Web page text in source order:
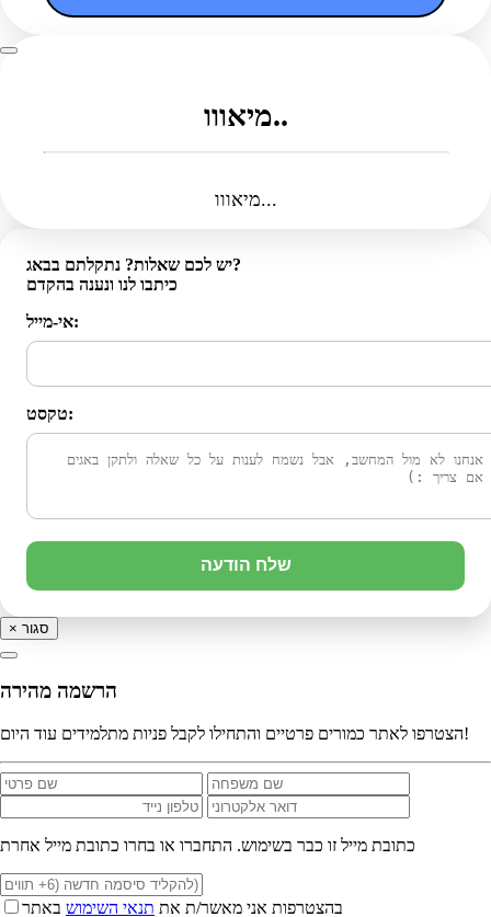
מיאווו..
מיאווו...
יש לכם שאלות? נתקלתם בבאג?
כיתבו לנו ונענה בהקדם
אי-מייל:
טקסט:
שלח הודעה
× סגור
הרשמה מהירה
הצטרפו לאתר כמורים פרטיים והתחילו לקבל פניות מתלמידים עוד היום!
כתובת מייל זו כבר בשימוש. התחברו או בחרו כתובת מייל אחרת
בהצטרפות אני מאשר/ת את תנאי השימוש באתר